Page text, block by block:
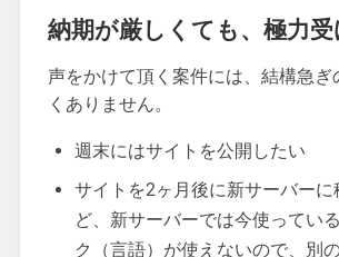
納期が厳しくても、極力
声をかけて頂く案件には、結構急ぎ
くありません。
週末にはサイトを公開したい
サイトを2ヶ月後に新サーバーに
ど、新サーバーでは今使ってい
ク（言語）が使えないので、別